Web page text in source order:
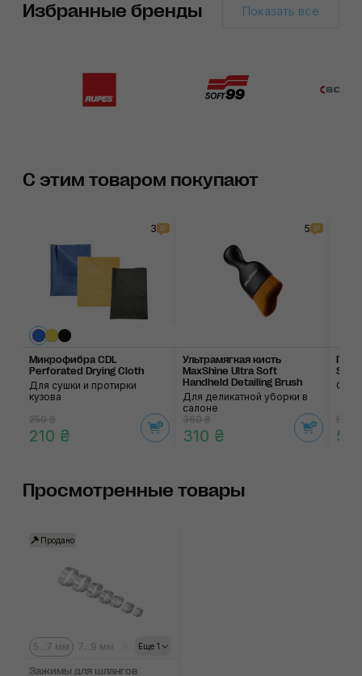
Избранные бренды Показать все
С этим товаром покупают
3
Микрофибра CDL
Perforated Drying Cloth
Для сушки и протирки
кузова
250 ₴
210 ₴
5
Ультрамягкая кисть
MaxShine Ultra Soft
Handheld Detailing Brush
Для деликатной уборки в
салоне
360 ₴
310 ₴
C
585 ₴
Просмотренные товары
Продано
Еще 1
5...7 мм 7...9 мм 9...11 мм
Зажимы для шлангов